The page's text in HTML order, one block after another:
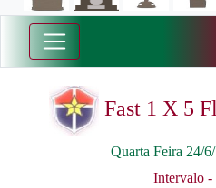
Fast 1 X 5
Quarta Feira 24/
Intervalo -